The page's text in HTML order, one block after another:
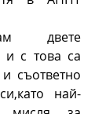
двете
и с това са
съответно
най-